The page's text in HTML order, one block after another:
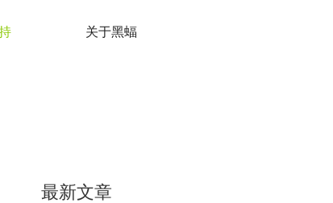
关于黑蝠
最新文章